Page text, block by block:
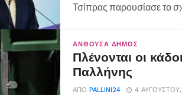
Τσίπρας παρουσίασε το
ΑΝΘΟΎΣΑ ΔΉΜΟΣ
Πλένονται οι
Παλλήνης
ΑΠΌPALLINI24 4